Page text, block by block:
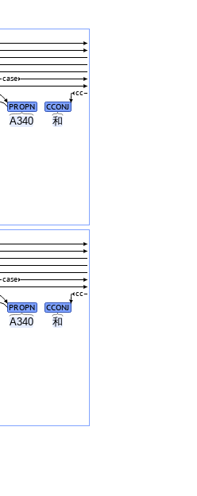
A340 和
PROPN CCONJ
cc
case
A340 和
PROPN CCONJ
cc
case